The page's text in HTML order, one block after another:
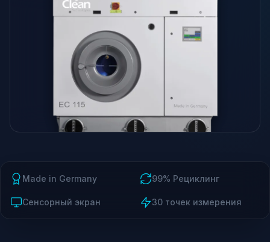
Made in Germany 99% Рециклинг
Сенсорный экран 30 точек измерения